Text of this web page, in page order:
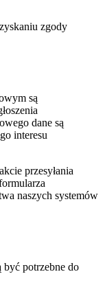
zgody
są
dane są
interesu
przesyłania
naszych systemów
być potrzebne do